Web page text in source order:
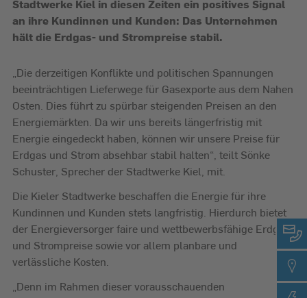
Stadtwerke Kiel in diesen Zeiten ein positives Signal
an ihre Kundinnen und Kunden: Das Unternehmen
hält die Erdgas- und Strompreise stabil.
„Die derzeitigen Konflikte und politischen Spannungen
beeinträchtigen Lieferwege für Gasexporte aus dem Nahen
Osten. Dies führt zu spürbar steigenden Preisen an den
Energiemärkten. Da wir uns bereits längerfristig mit
Energie eingedeckt haben, können wir unsere Preise für
Erdgas und Strom absehbar stabil halten“, teilt Sönke
Schuster, Sprecher der Stadtwerke Kiel, mit.
Die Kieler Stadtwerke beschaffen die Energie für ihre
Kundinnen und Kunden stets langfristig. Hierdurch bietet
der Energieversorger faire und wettbewerbsfähige Erdgas-
und Strompreise sowie vor allem planbare und
verlässliche Kosten.
„Denn im Rahmen dieser vorausschauenden